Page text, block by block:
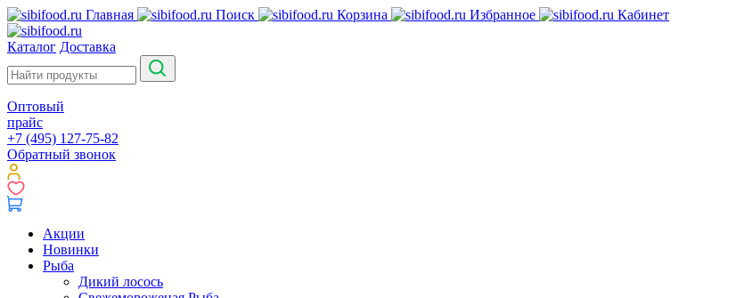
Главная Поиск Корзина Избранное Кабинет
Каталог Доставка
Оптовый
прайс
+7 (495) 127-75-82
Обратный звонок
Акции
Новинки
Рыба
Дикий лосось